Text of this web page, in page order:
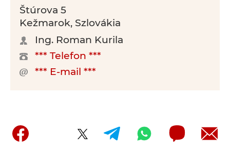
Štúrova 5
Kežmarok, Szlovákia
Ing. Roman Kurila
*** Telefon ***
*** E-mail ***